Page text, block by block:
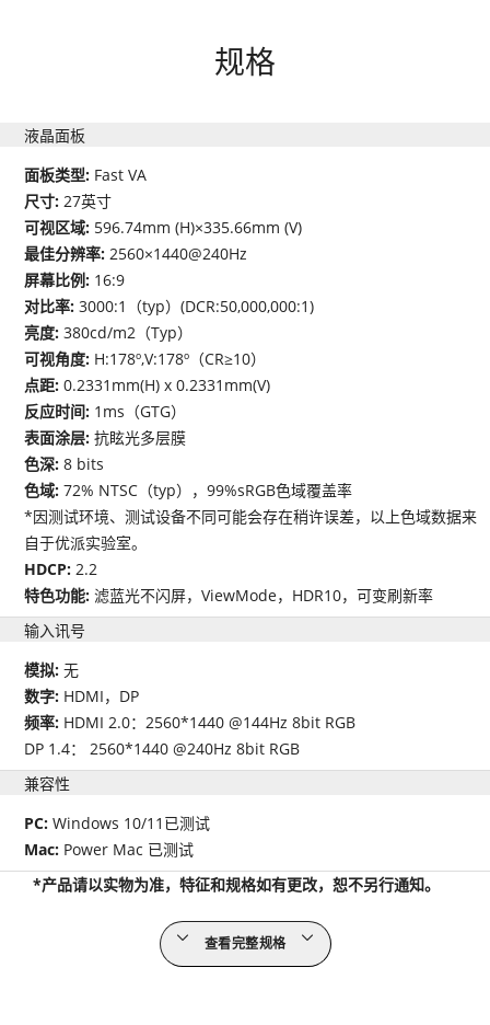
规格
液晶面板
面板类型: Fast VA
尺寸:27英寸
可视区域: 596.74mm (H)×335.66mm (V)
最佳分辨率:2560×1440@240Hz
屏幕比例: 16:9
对比率:3000:1（typ）(DCR:50,000,000:1)
亮度:380cd/m2（Typ）
可视角度: H:178º,V:178º（CR≥10）
点距:0.2331mm(H) x 0.2331mm(V)
反应时间: 1ms（GTG）
表面涂层:抗眩光多层膜
色深:8 bits
色域:72% NTSC（typ），99%sRGB色域覆盖率
*因测试环境、测试设备不同可能会存在稍许误差，以上色域数据来
自于优派实验室。
HDCP:2.2
特色功能:滤蓝光不闪屏，ViewMode，HDR10，可变刷新率
输入讯号
模拟:无
数字: HDMI，DP
频率: HDMI 2.0：2560*1440 @144Hz 8bit RGB
DP 1.4： 2560*1440 @240Hz 8bit RGB
兼容性
PC:Windows 10/11已测试
Mac: Power Mac 已测试
*产品请以实物为准，特征和规格如有更改，恕不另行通知。
查看完整规格